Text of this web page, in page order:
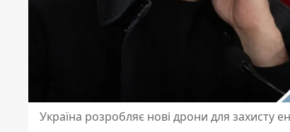
Україна розробляє нові дрони для захисту